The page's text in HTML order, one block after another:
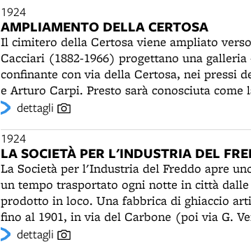
1924
AMPLIAMENTO DELLA CERTOSA
Il cimitero della Certosa viene ampliato
Cacciari (1882-1966) progettano una
confinante con via della Certosa, nei pressi
e Arturo Carpi. Presto sarà conosciuta
infatti, noti imprenditori bolognesi, come
l'Amministrazione comunale introduce nel
momento sarà proibito l'uso di candele,
in passato di numerosi incendi.
dettagli
1924
LA SOCIETÀ PER L'INDUSTRIA DEL
La Società per l'Industria del Freddo apre
un tempo trasportato ogni notte in città
prodotto in loco. Una fabbrica di ghiaccio
fino al 1901, in via del Carbone (poi via G.
palazzina della Banca Cooperativa di
dettagli